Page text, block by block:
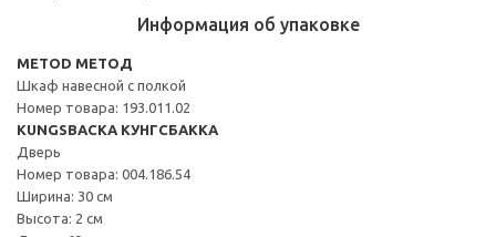
Информация об упаковке
METOD МЕТОД
Шкаф навесной с полкой
Номер товара: 193.011.02
KUNGSBACKA КУНГСБАККА
Дверь
Номер товара: 004.186.54
Ширина: 30 см
Высота: 2 см